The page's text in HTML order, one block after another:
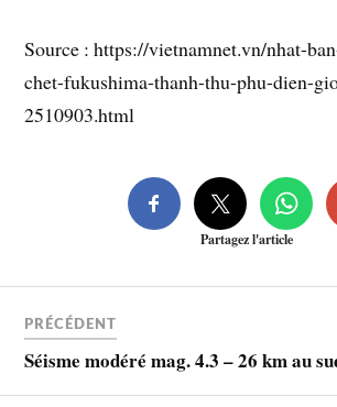
Source : https://vietnamnet.vn/nhat-
chet-fukushima-thanh-thu-phu-dien-
2510903.html
Partagez l'article
PRÉCÉDENT
Séisme modéré mag. 4.3 – 26 km au